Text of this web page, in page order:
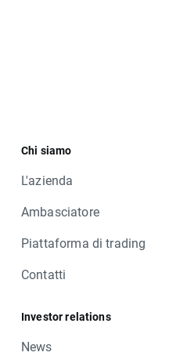
Chi siamo
L'azienda
Ambasciatore
Piattaforma di trading
Contatti
Investor relations
News